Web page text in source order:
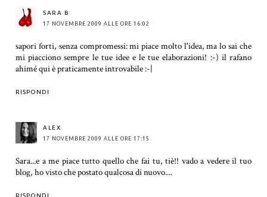
SARA B
17 NOVEMBRE 2009 ALLE ORE 16:02
sapori forti, senza compromessi: mi piace molto l'idea, ma lo sai che
mi piacciono sempre le tue idee e le tue elaborazioni! :-) il rafano
ahimé qui è praticamente introvabile :-|
RISPONDI
ALEX
17 NOVEMBRE 2009 ALLE ORE 17:15
Sara...e a me piace tutto quello che fai tu, tiè!! vado a vedere il tuo
blog, ho visto che postato qualcosa di nuovo....
RISPONDI